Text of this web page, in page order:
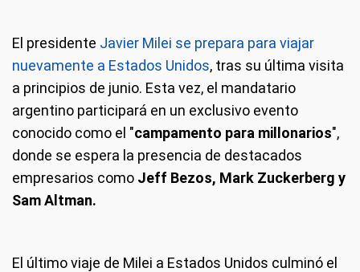
El presidente Javier Milei se prepara para viajar
nuevamente a Estados Unidos, tras su última visita
a principios de junio. Esta vez, el mandatario
argentino participará en un exclusivo evento
conocido como el "campamento para millonarios",
donde se espera la presencia de destacados
empresarios como Jeff Bezos, Mark Zuckerberg y
Sam Altman.
El último viaje de Milei a Estados Unidos culminó el